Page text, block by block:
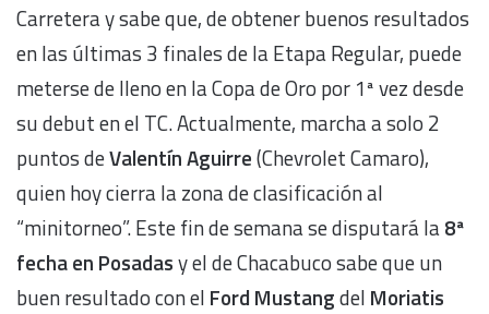
Carretera y sabe que, de obtener buenos resultados
en las últimas 3 finales de la Etapa Regular, puede
meterse de lleno en la Copa de Oro por 1ª vez desde
su debut en el TC. Actualmente, marcha a solo 2
puntos deValentín Aguirre(Chevrolet Camaro),
quien hoy cierra la zona de clasificación al
“minitorneo”. Este fin de semana se disputará la8ª
fecha en Posadasy el de Chacabuco sabe que un
buen resultado con el Ford Mustangdel Moriatis